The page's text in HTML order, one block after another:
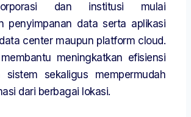
dan institusi mulai
penyimpanan data serta aplikasi
center maupun platform cloud.
meningkatkan efisiensi
sistem sekaligus mempermudah
dari berbagai lokasi.